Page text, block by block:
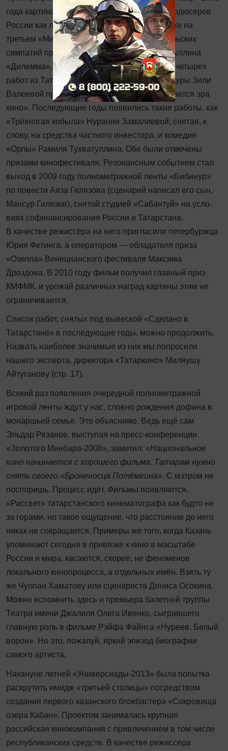
года картина получила приз Гильдии кинопродюсеров
России как лучший продюсерский проект.) Уже на
третьем «Минбаре», в 2007 году, приз зрительских
симпатий присудили фильму Рамиля Тухватуллина
«Дилемма», представленному среди других четырёх
работ из Татарстана, а из уст министра культуры Зили
Валеевой прозвучало: «В Татарстане начинается эра
кино». Последующие годы по­явились такие работы, как
«Трёхногая кобыла» Нурании Замалиевой, снятая, к
слову, на средства частного инвестора, и комедия
«Орлы» Рамиля Тухватуллина. Обе были отмечены
призами кинофестиваля. Резонансным событием стал
выход в 2009 году полнометражной ленты «Бибинур»
по повести Аяза Гилязова (сценарий написал его сын,
Мансур Гилязов), снятой студией «Сабантуй» на усло­
виях софинансирования России и Татарстана.
В качестве режиссёра на него пригласили петербуржца
Юрия Фетинга, а оператором — обладателя приза
«Озелла» Венецианского фес­тиваля Максима
Дроздова. В 2010 году фильм получил главный приз
КМФМК, и урожай различных наград картины этим не
ограничивается.
Список работ, снятых под вывеской «Сделано в
Татарстане» в последующие годы, можно продолжить.
Назвать наиболее значимые из них мы попросили
нашего эксперта, директора «Татаркино» Миляушу
Айтуганову (стр. 17).
Всякий раз появления очередной полнометражной
игровой ленты ждут у нас, словно рождения дофина в
монаршьей семье. Это объяснимо. Ведь ещё сам
Эльдар Рязанов, выступая на пресс-конференции
«Золотого Минбара-2008», заметил: «Национальное
кино начинается с хорошего фильма. Татарам нужно
снять своего «Броненосца Потёмкина». С мэтром не
поспоришь. Процесс идёт. Фильмы появляются.
«Рассвет» татарстанского кинематографа как будто не
за горами, но такое ощущение, что расстояние до него
никак не сокращается. Примеры же того, когда Казань
упоминают сегодня в привязке к кино в масштабе
России и мира, касаются, скорее, не феноменов
локального кинопроцесса, а отдельных имён. Взять ту
же Чулпан Хаматову или сценариста Дениса Осокина.
Можно вспомнить здесь и премьера балетной труппы
Театра имени Джалиля Олега Ивенко, сыгравшего
главную роль в фильме Рэйфа Файнса «Нуреев. Белый
ворон». Но это, пожалуй, яркий эпизод биографии
самого артиста.
Накануне летней «Универсиады-2013» была попытка
раскрутить имидж «третьей столицы» посредством
создания первого казанского блокбастера «Сокровища
озера Кабан». Проектом занималась крупная
российская кинокомпания с привлечением в том числе
республиканских средств. В качестве режиссёра